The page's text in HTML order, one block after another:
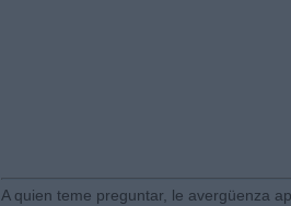
A quien teme preguntar, le avergüenza